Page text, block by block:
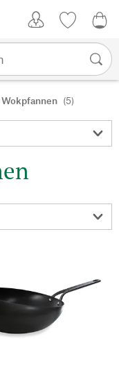
Wokpfannen (5)